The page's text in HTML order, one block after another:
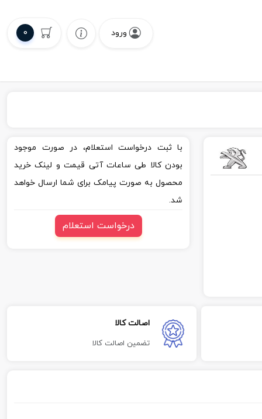
ورود 0
با ثبت درخواست استعلام، در صورت موجود
بودن کالا طی ساعات آتی قیمت و لینک خرید
محصول به صورت پیامک برای شما ارسال خواهد
شد.
درخواست استعلام
اصالت کالا
تضمین اصالت کالا